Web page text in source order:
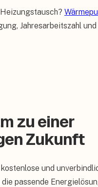
Jahresarbeitszahl
zu einer
Zukunft
und
passende